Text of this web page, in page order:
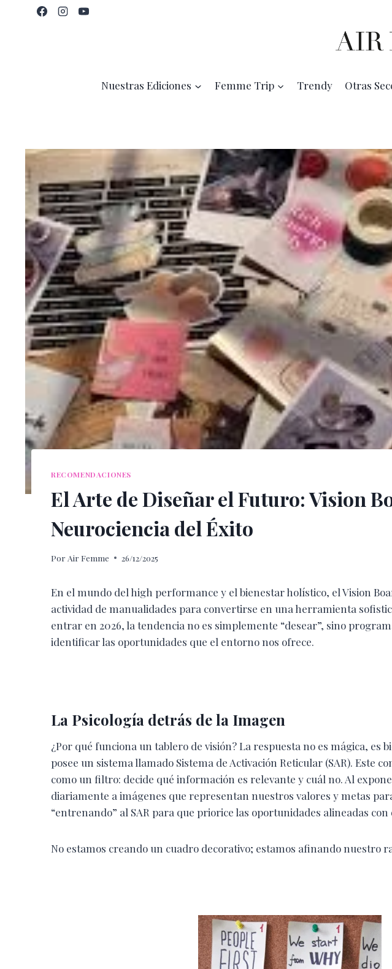
Nuestras Ediciones Femme Trip Trendy Otras
RECOMENDACIONES
El Arte de Diseñar el Futuro: Vision
Neurociencia del Éxito
Por Air Femme 26/12/2025
En el mundo del high performance y el bienestar holístico, el Vision
actividad de manualidades para convertirse en una herramienta
entrar en 2026, la tendencia no es simplemente “desear”, sino
identificar las oportunidades que el entorno nos ofrece.
La Psicología detrás de la Imagen
¿Por qué funciona un tablero de visión? La respuesta no es mágica, es
posee un sistema llamado Sistema de Activación Reticular (SAR). Este
como un filtro: decide qué información es relevante y cuál no. Al
diariamente a imágenes que representan nuestros valores y metas
“entrenando” al SAR para que priorice las oportunidades alineadas con
No estamos creando un cuadro decorativo; estamos afinando nuestro